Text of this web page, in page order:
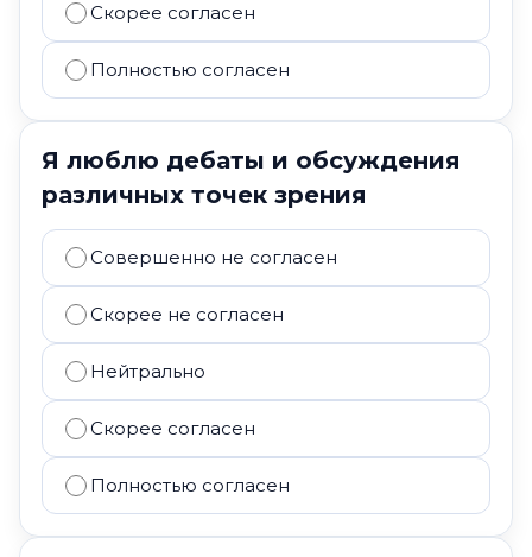
Скорее согласен
Полностью согласен
Я люблю дебаты и обсуждения
различных точек зрения
Совершенно не согласен
Скорее не согласен
Нейтрально
Скорее согласен
Полностью согласен